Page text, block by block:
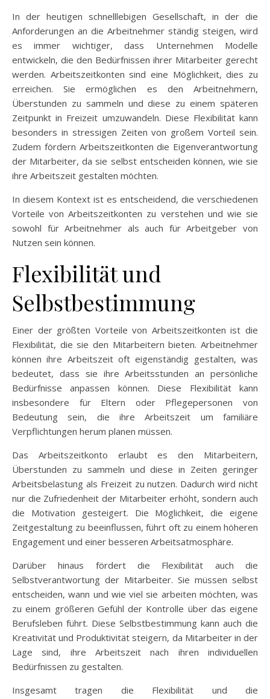
In der heutigen schnelllebigen Gesellschaft, in der die
Anforderungen an die Arbeitnehmer ständig steigen, wird
es immer wichtiger, dass Unternehmen Modelle
entwickeln, die den Bedürfnissen ihrer Mitarbeiter gerecht
werden. Arbeitszeitkonten sind eine Möglichkeit, dies zu
erreichen. Sie ermöglichen es den Arbeitnehmern,
Überstunden zu sammeln und diese zu einem späteren
Zeitpunkt in Freizeit umzuwandeln. Diese Flexibilität kann
besonders in stressigen Zeiten von großem Vorteil sein.
Zudem fördern Arbeitszeitkonten die Eigenverantwortung
der Mitarbeiter, da sie selbst entscheiden können, wie sie
ihre Arbeitszeit gestalten möchten.
In diesem Kontext ist es entscheidend, die verschiedenen
Vorteile von Arbeitszeitkonten zu verstehen und wie sie
sowohl für Arbeitnehmer als auch für Arbeitgeber von
Nutzen sein können.
Flexibilität und
Selbstbestimmung
Einer der größten Vorteile von Arbeitszeitkonten ist die
Flexibilität, die sie den Mitarbeitern bieten. Arbeitnehmer
können ihre Arbeitszeit oft eigenständig gestalten, was
bedeutet, dass sie ihre Arbeitsstunden an persönliche
Bedürfnisse anpassen können. Diese Flexibilität kann
insbesondere für Eltern oder Pflegepersonen von
Bedeutung sein, die ihre Arbeitszeit um familiäre
Verpflichtungen herum planen müssen.
Das Arbeitszeitkonto erlaubt es den Mitarbeitern,
Überstunden zu sammeln und diese in Zeiten geringer
Arbeitsbelastung als Freizeit zu nutzen. Dadurch wird nicht
nur die Zufriedenheit der Mitarbeiter erhöht, sondern auch
die Motivation gesteigert. Die Möglichkeit, die eigene
Zeitgestaltung zu beeinflussen, führt oft zu einem höheren
Engagement und einer besseren Arbeitsatmosphäre.
Darüber hinaus fördert die Flexibilität auch die
Selbstverantwortung der Mitarbeiter. Sie müssen selbst
entscheiden, wann und wie viel sie arbeiten möchten, was
zu einem größeren Gefühl der Kontrolle über das eigene
Berufsleben führt. Diese Selbstbestimmung kann auch die
Kreativität und Produktivität steigern, da Mitarbeiter in der
Lage sind, ihre Arbeitszeit nach ihren individuellen
Bedürfnissen zu gestalten.
Insgesamt tragen die Flexibilität und die